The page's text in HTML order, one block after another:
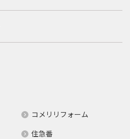
コメリリフォーム
住急番